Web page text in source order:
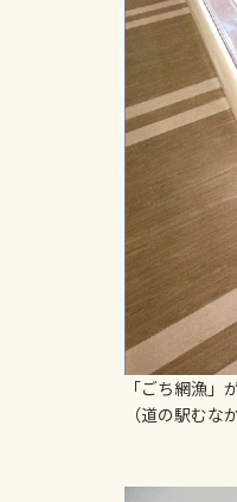
「ごち網漁
（道の駅むな